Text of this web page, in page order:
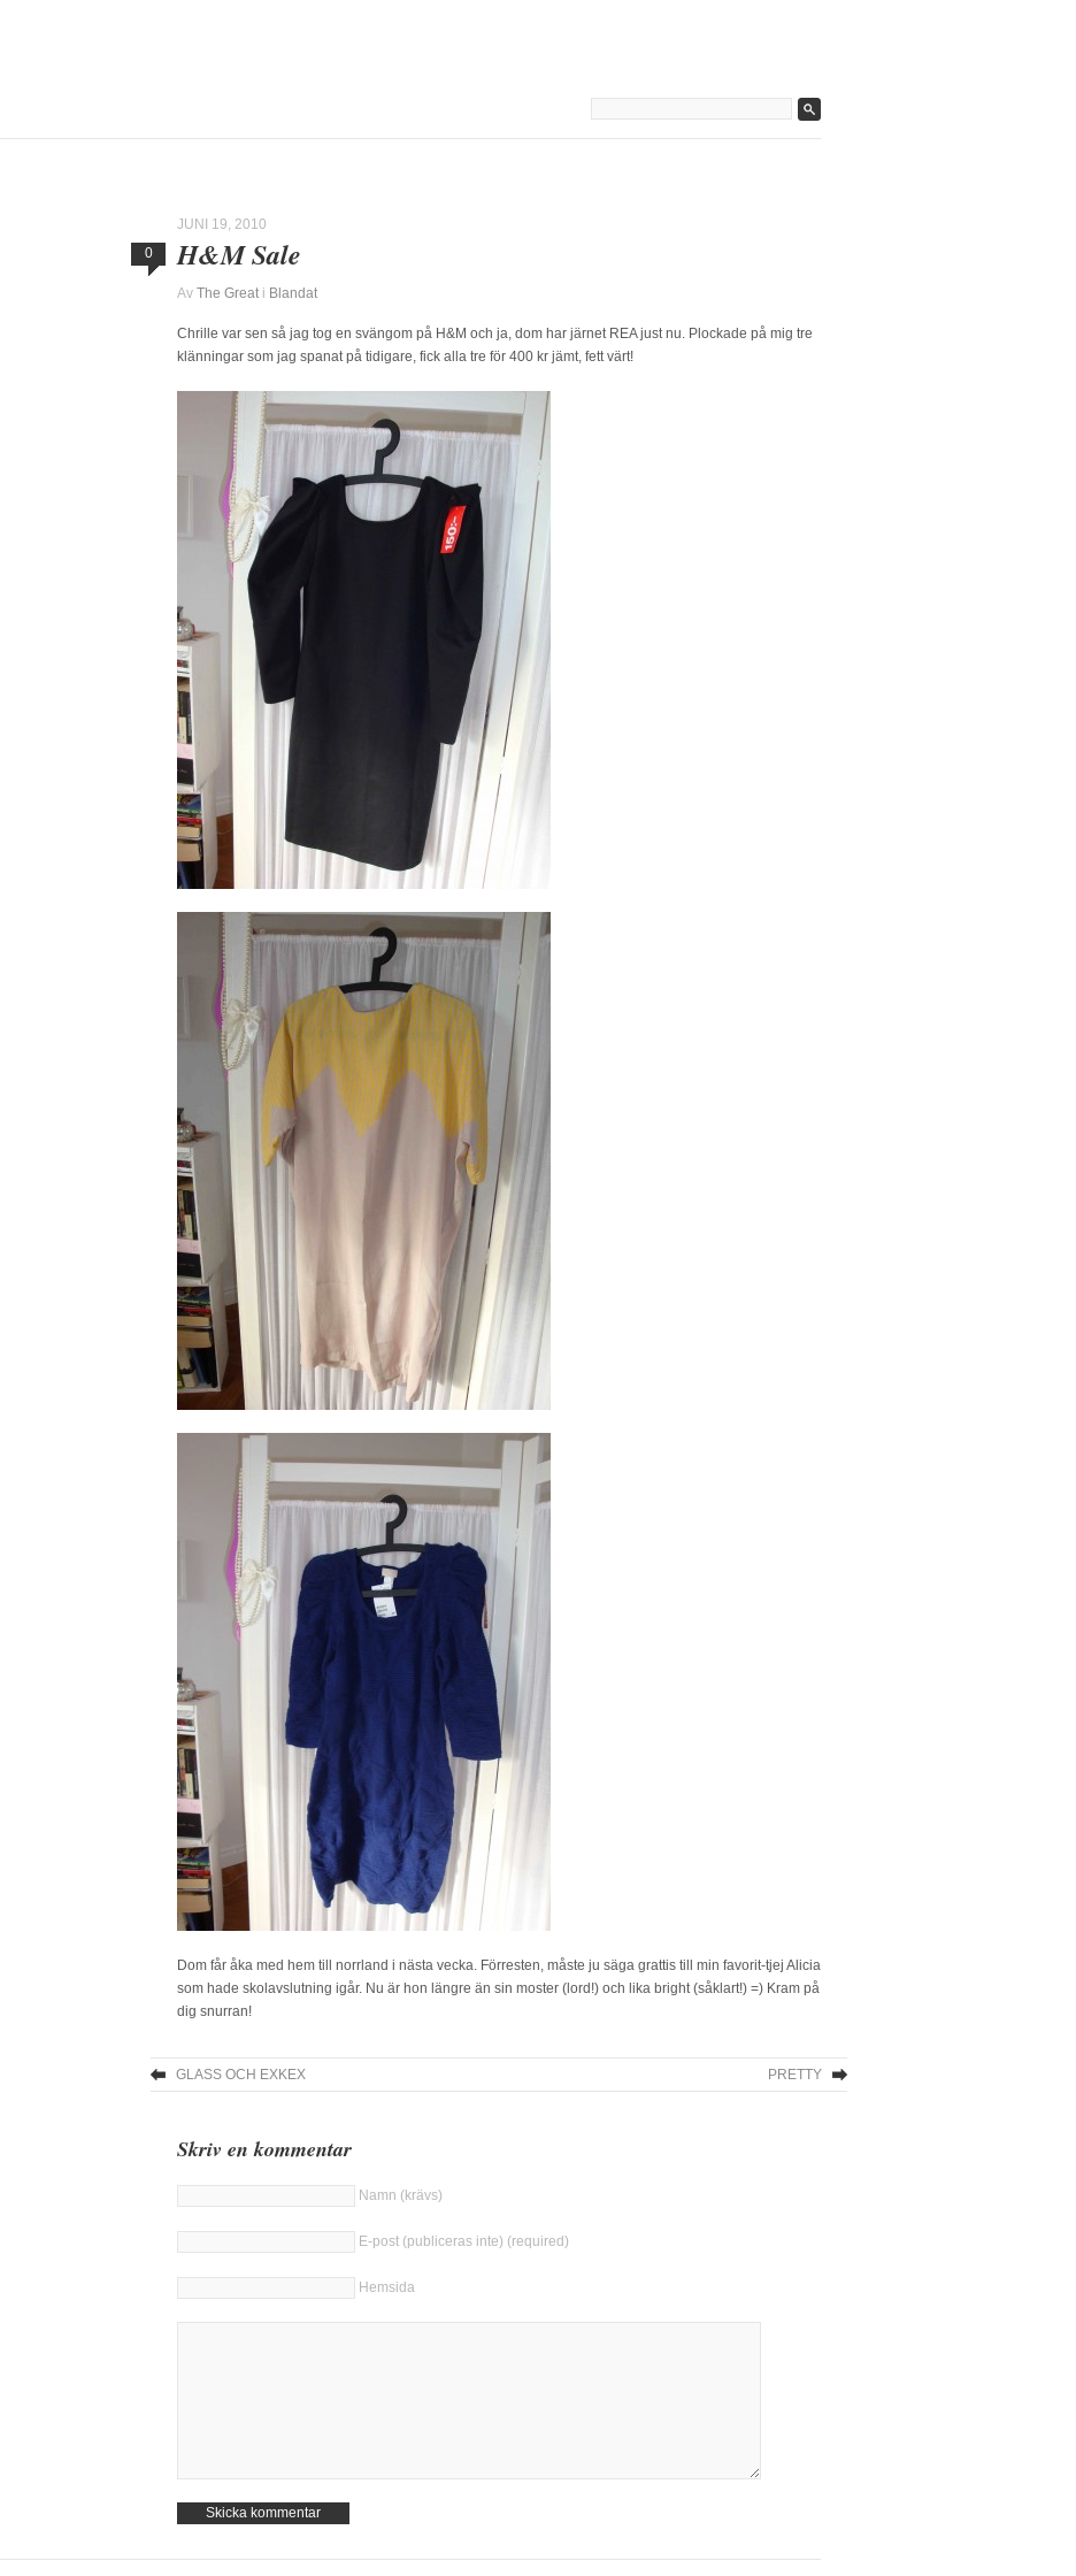
JUNI 19, 2010
0
H&M Sale
Av The Great i Blandat
Chrille var sen så jag tog en svängom på H&M och ja, dom har järnet REA just nu. Plockade på mig tre
klänningar som jag spanat på tidigare, fick alla tre för 400 kr jämt, fett värt!
Dom får åka med hem till norrland i nästa vecka. Förresten, måste ju säga grattis till min favorit-tjej Alicia
som hade skolavslutning igår. Nu är hon längre än sin moster (lord!) och lika bright (såklart!) =) Kram på
dig snurran!
GLASS OCH EXKEX PRETTY
Skriv en kommentar
Namn (krävs)
E-post (publiceras inte) (required)
Hemsida